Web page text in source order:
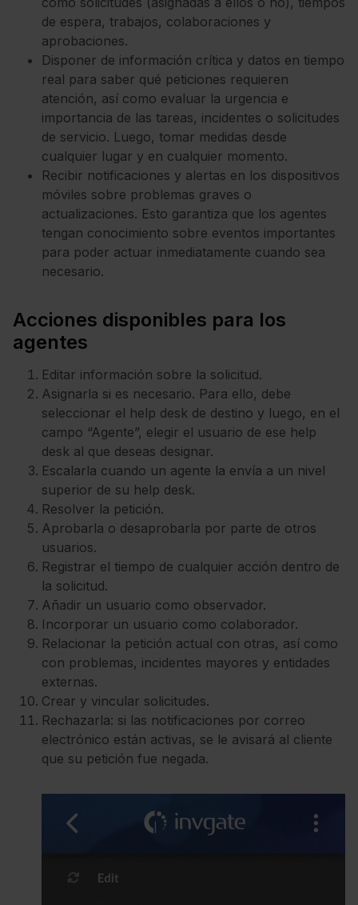
de espera, trabajos, colaboraciones y
aprobaciones.
Disponer de información crítica y datos en tiempo
real para saber qué peticiones requieren
atención, así como evaluar la urgencia e
importancia de las tareas, incidentes o solicitudes
de servicio. Luego, tomar medidas desde
cualquier lugar y en cualquier momento.
Recibir notificaciones y alertas en los dispositivos
móviles sobre problemas graves o
actualizaciones. Esto garantiza que los agentes
tengan conocimiento sobre eventos importantes
para poder actuar inmediatamente cuando sea
necesario.
Acciones disponibles para los
agentes
Editar información sobre la solicitud.
Asignarla si es necesario. Para ello, debe
seleccionar el help desk de destino y luego, en el
campo “Agente”, elegir el usuario de ese help
desk al que deseas designar.
Escalarla cuando un agente la envía a un nivel
superior de su help desk.
Resolver la petición.
Aprobarla o desaprobarla por parte de otros
usuarios.
Registrar el tiempo de cualquier acción dentro de
la solicitud.
Añadir un usuario como observador.
Incorporar un usuario como colaborador.
Relacionar la petición actual con otras, así como
con problemas, incidentes mayores y entidades
externas.
Crear y vincular solicitudes.
Rechazarla: si las notificaciones por correo
electrónico están activas, se le avisará al cliente
que su petición fue negada.